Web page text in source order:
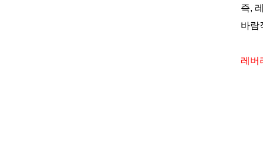
즉,
바람
레버